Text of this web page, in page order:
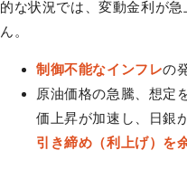
的な状況では、変動金利が
ん。
制御不能なインフレの
原油価格の急騰、想定
価上昇が加速し、日銀
引き締め（利上げ）を